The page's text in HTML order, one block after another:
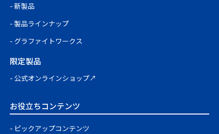
新製品
製品ラインナップ
グラファイトワークス
限定製品
公式オンラインショップ↗
お役立ちコンテンツ
ピックアップコンテンツ